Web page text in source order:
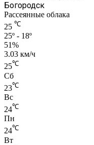
Богородск
Рассеянные облака
25 ℃
25º - 18º
51%
3.03 км/ч
25℃
Сб
23℃
Вс
24℃
Пн
24℃
Вт